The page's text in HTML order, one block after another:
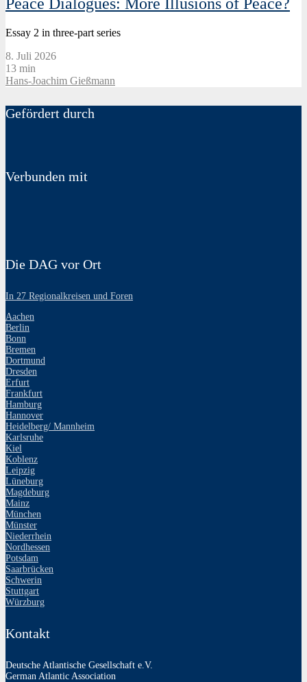
Essay 2 in three-part series
8. Juli 2026
13 min
Hans-Joachim Gießmann
Gefördert durch
Verbunden mit
Die DAG vor Ort
In 27 Regionalkreisen und Foren
Aachen
Berlin
Bonn
Bremen
Dortmund
Dresden
Erfurt
Frankfurt
Hamburg
Hannover
Heidelberg/ Mannheim
Karlsruhe
Kiel
Koblenz
Leipzig
Lüneburg
Magdeburg
Mainz
München
Münster
Niederrhein
Nordhessen
Potsdam
Saarbrücken
Schwerin
Stuttgart
Würzburg
Kontakt
Deutsche Atlantische Gesellschaft e.V.
German Atlantic Association